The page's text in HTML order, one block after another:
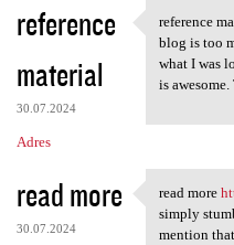
reference
material
30.07.2024
Adres
reference
reference
blog is too
what I was
is
read more
30.07.2024
read
read more
simply
mention